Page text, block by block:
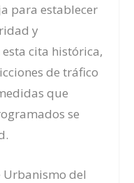
para establecer
y
cita histórica,
de tráfico
que
se
Urbanismo del